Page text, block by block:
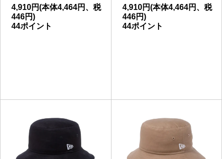
4,910円(本体4,464円、税
446円)
44ポイント
4,910円(本体4,464円、税
446円)
44ポイント